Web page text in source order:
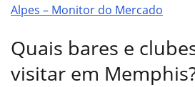
Alpes – Monitor do Mercado
Quais bares e
visitar em